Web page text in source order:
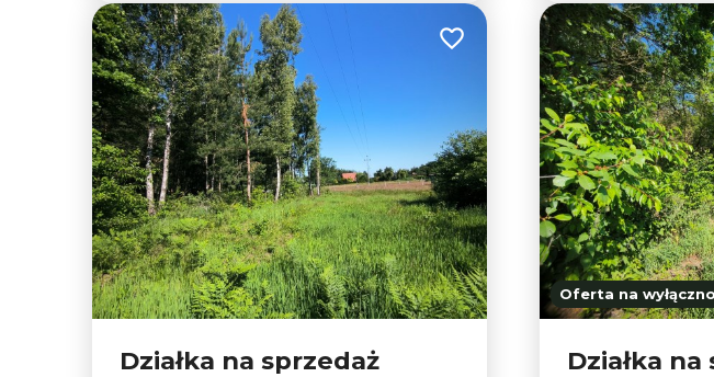
Dodaj do ulubionych
Działka na sprzedaż
Oferta na
Działka